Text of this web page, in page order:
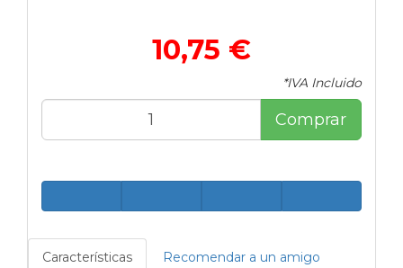
10,75 €
*IVA Incluido
Comprar
Características Recomendar a un amigo